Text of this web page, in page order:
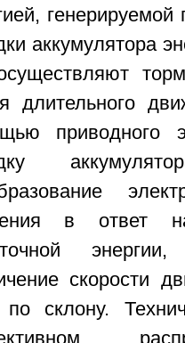
аккумулятора
длительного
приводного
в ответ
скорости
по склону.